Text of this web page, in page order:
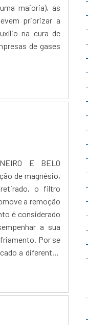
maioria), as
priorizar a
na cura de
de gases
E BELO
de magnésio,
o filtro
a remoção
é considerado
a sua
Por se
a diferentes
tendo
fator
é considerado
a troca de íons